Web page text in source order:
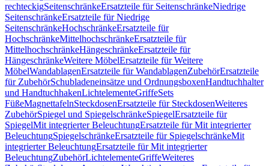
rechteckigSeitenschränkeErsatzteile für SeitenschränkeNiedrige
SeitenschränkeErsatzteile für Niedrige
SeitenschränkeHochschränkeErsatzteile für
HochschränkeMittelhochschränkeErsatzteile für
MittelhochschränkeHängeschränkeErsatzteile für
HängeschränkeWeitere MöbelErsatzteile für Weitere
MöbelWandablagenErsatzteile für WandablagenZubehörErsatzteile
für ZubehörSchubladeneinsätze und OrdnungsboxenHandtuchhalter
und HandtuchhakenLichtelementeGriffeSets
FüßeMagnettafelnSteckdosenErsatzteile für SteckdosenWeiteres
ZubehörSpiegel und SpiegelschränkeSpiegelErsatzteile für
SpiegelMit integrierter BeleuchtungErsatzteile für Mit integrierter
BeleuchtungSpiegelschränkeErsatzteile für SpiegelschränkeMit
integrierter BeleuchtungErsatzteile für Mit integrierter
BeleuchtungZubehörLichtelementeGriffeWeiteres